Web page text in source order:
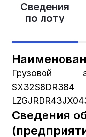
Сведения
по лоту
Грузовой
Сведения